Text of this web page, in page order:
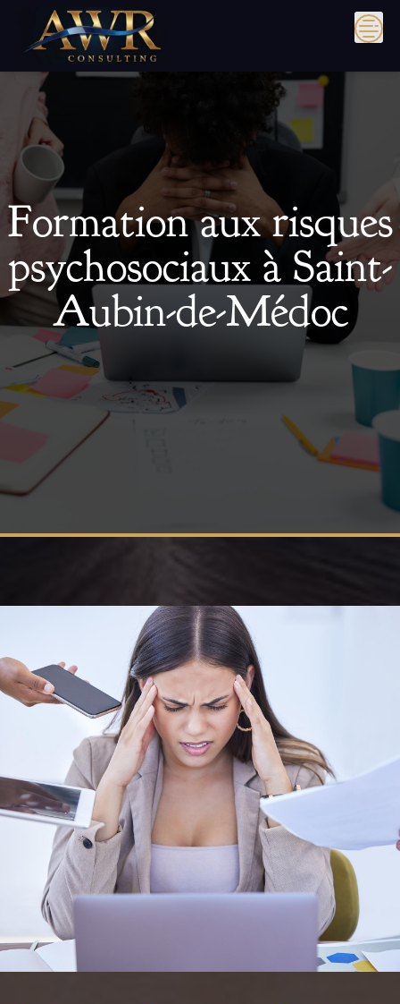
content
Formation aux risques
psychosociaux à Saint-
Aubin-de-Médoc